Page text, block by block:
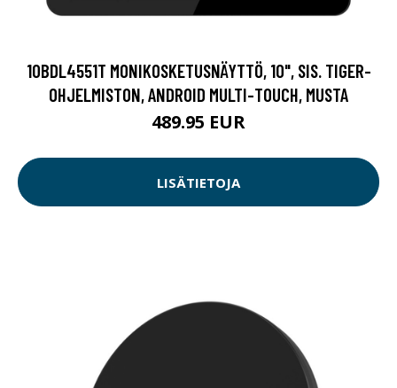
10BDL4551T MONIKOSKETUSNÄYTTÖ, 10", SIS. TIGER-
OHJELMISTON, ANDROID MULTI-TOUCH, MUSTA
489.95 EUR
LISÄTIETOJA